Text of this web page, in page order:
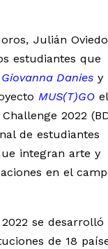
Julián Oviedo
estudiantes que
Giovanna Danies y
MUS(T)GO el
2022
de estudiantes
integran arte y
en el
se desarrolló
de 18